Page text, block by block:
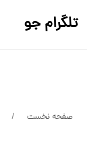
تلگرام جو
صفحه نخست